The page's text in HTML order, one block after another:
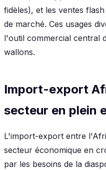
fidèles), et les ventes
de marché. Ces usages
l'outil commercial central
wallons.
Import-export
secteur en plein
L'import-export entre
secteur économique en
par les besoins de la